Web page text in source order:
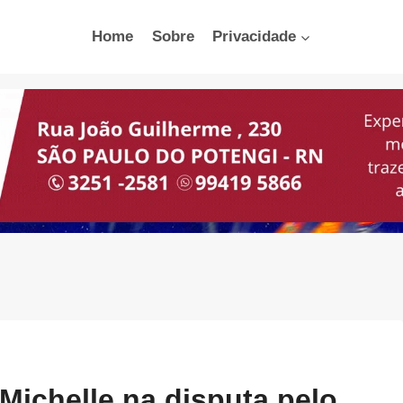
Home Sobre Privacidade